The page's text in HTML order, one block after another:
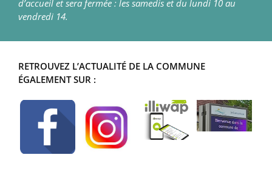
d’accueil et sera fermée : les samedis et du lundi 10 au
vendredi 14.
RETROUVEZ L’ACTUALITÉ DE LA COMMUNE
ÉGALEMENT SUR :